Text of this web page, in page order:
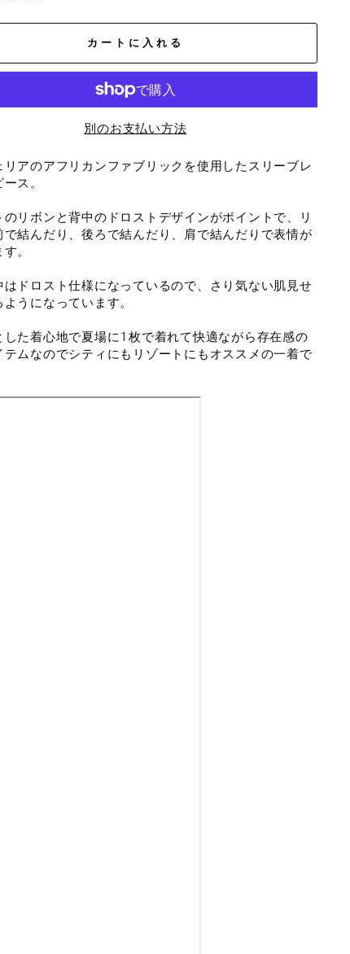
カートに入れる
別のお支払い方法
リアのアフリカンファブリックを使用したスリーブレ
ス。
のリボンと背中のドロストデザインがポイントで、リ
で結んだり、後ろで結んだり、肩で結んだりで表情が
。
はドロスト仕様になっているので、さり気ない肌見せ
ようになっています。
した着心地で夏場に1枚で着れて快適ながら存在感の
テムなのでシティにもリゾートにもオススメの一着で